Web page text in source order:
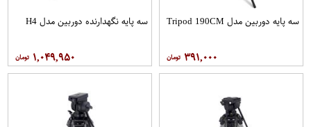
سه پایه دوربین مدل Tripod 190CM
۳۹۱,۰۰۰
سه پایه نگهدارنده دوربین مدل H4
۱,۰۴۹,۹۵۰